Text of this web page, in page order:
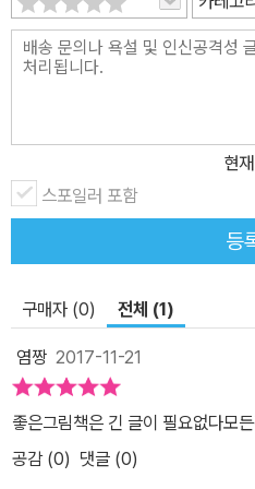
한창 재미있게 노느라 잠들기를 거
이야.” 라고 말하는 엄마의 말에 불
자들의 마음이지요. 작가는 특유의
냅니다. “놀아 줘!” 라는 짧은 한 마
포근하고 따뜻한 그림으로 그 여백
이 한 올 한 올 살아 있는 세심한 스
화가 참으로 놀랍습니다. 그림책
않습니다. “놀자, 나랑 놀자!” 라는
요. 하지만 편안한 그림 속 보보의
국에는 어느새 스르르 눈이 감깁니
는 작가, 제즈 앨버로우만이 펼칠 수 있는 마
리 또 함께 놀자! 긍정적인 잠자리 습관을 알려 주는 그림책 아이들 입
현재
스포일러 포함
등
구매자 (0) 전체 (1)
염짱 2017-11-21
좋은그림책은 긴 글이 필요없다모
공감 (0) 댓글 (0)